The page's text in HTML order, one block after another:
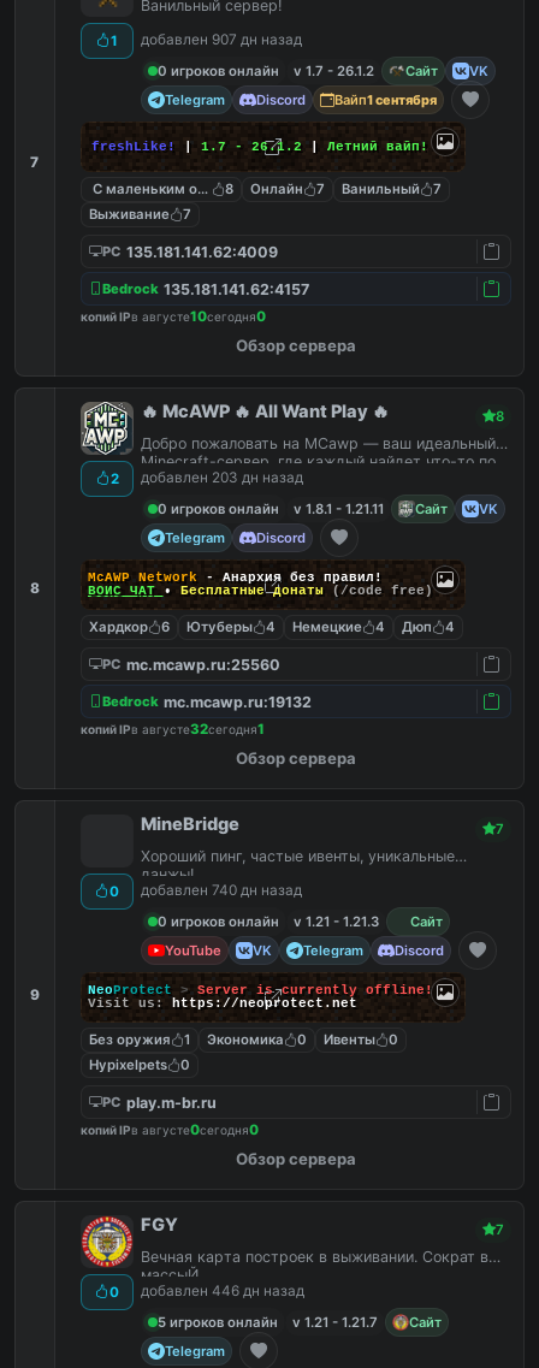
7
1
Ванильный сервер!
добавлен 907 дн назад
0 игроков онлайн
v 1.7 - 26.1.2 Сайт
VK
Telegram
Discord Вайп1 сентября
freshLike! 1.7 - 26.1.2 | Летний вайп!
С маленьким онлайном
8 Онлайн 7 Ванильный
7
Выживание
7
PC 135.181.141.62:4009
Bedrock 135.181.141.62:4157
копий IPв августе10сегодня0
Обзор сервера
8
2
🔥 McAWP 🔥 All Want Play 🔥 8
Добро пожаловать на MCawp — ваш идеальный
Minecraft-сервер, где каждый найдет что-то по
душе!
добавлен 203 дн назад
0 игроков онлайн
v 1.8.1 - 1.21.11 Сайт
VK
Telegram
Discord
McAWP Network
- Анархия без правил!
ВОЙС ЧАТ
• Бесплатные донаты (/code free)
Хардкор 6 Ютуберы 4 Немецкие 4 Дюп 4
PC mc.mcawp.ru:25560
Bedrock mc.mcawp.ru:19132
копий IPв августе32сегодня1
Обзор сервера
9
0
MineBridge 7
Хороший пинг, частые ивенты, уникальные
данжы!
добавлен 740 дн назад
0 игроков онлайн
v 1.21 - 1.21.3
Сайт
YouTube
VK Telegram Discord
NeoProtect > Server is currently offline!
Visit us:
https://neoprotect.net
Без оружия 1 Экономика 0 Ивенты
0
Hypixelpets
0
PC play.m-br.ru
копий IPв августе0сегодня0
Обзор сервера
0
FGY 7
Вечная карта построек в выживании. Сократ в
массыЙ
добавлен 446 дн назад
5 игроков онлайн
v 1.21 - 1.21.7
Сайт
Telegram